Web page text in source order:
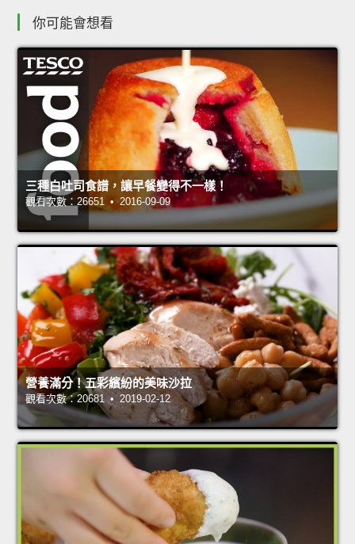
你可能會想看
三種白吐司食譜，讓早餐變得不一樣！
觀看次數：26651 • 2016-09-09
營養滿分！五彩繽紛的美味沙拉
觀看次數：20681 • 2019-02-12